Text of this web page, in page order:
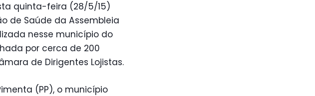
quinta-feira (28/5/15)
de Saúde da Assembleia
nesse município do
por cerca de 200
de Dirigentes Lojistas.
(PP), o município